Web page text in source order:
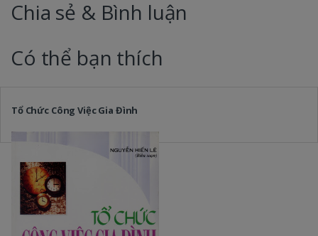
Chia sẻ & Bình luận
Có thể bạn thích
Tổ Chức Công Việc Gia Đình